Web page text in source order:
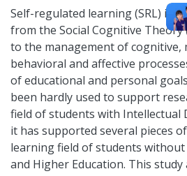
Self-regulated learning (SRL) is
from the Social Cognitive Theory
to the management of cognitive,
behavioral and affective
of educational and personal
been hardly used to support
field of students with Intellectual
it has supported several pieces
learning field of students without
and Higher Education. This